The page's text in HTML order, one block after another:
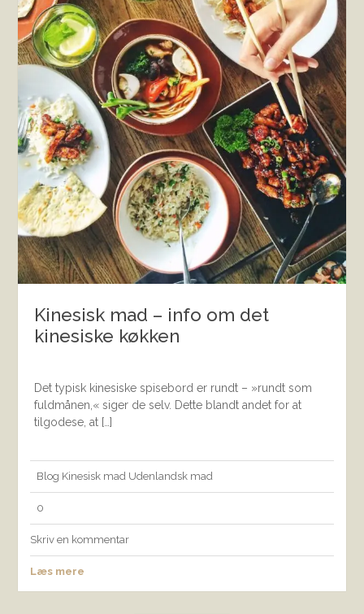
Kinesisk mad – info om det
kinesiske køkken
Det typisk kinesiske spisebord er rundt – »rundt som
fuldmånen,« siger de selv. Dette blandt andet for at
tilgodese, at […]
Blog Kinesisk mad Udenlandsk mad
0
Skriv en kommentar
Læs mere